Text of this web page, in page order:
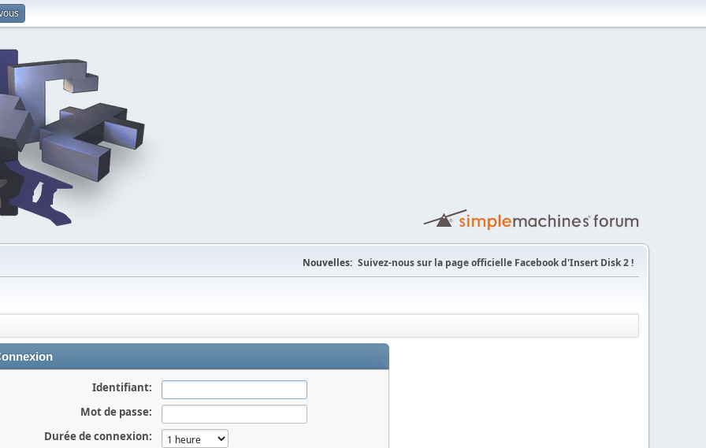
Nouvelles: Suivez-nous sur la page officielle Facebook d'Insert Disk 2 !
Identifiant:
Mot de passe:
Durée de connexion: